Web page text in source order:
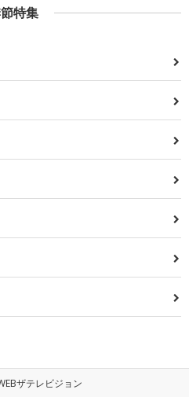
特集
ザテレビジョン